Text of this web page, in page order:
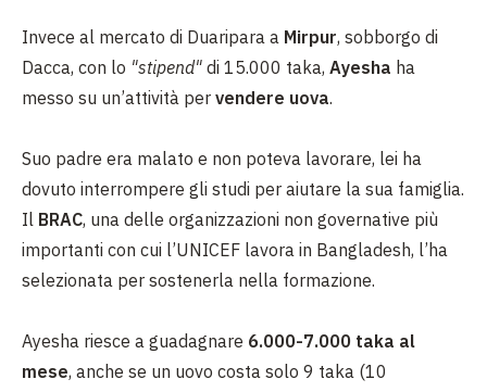
Invece al mercato di Duaripara a Mirpur, sobborgo di
Dacca, con lo "stipend" di 15.000 taka, Ayesha ha
messo su un’attività per vendere uova.
Suo padre era malato e non poteva lavorare, lei ha
dovuto interrompere gli studi per aiutare la sua famiglia.
Il BRAC, una delle organizzazioni non governative più
importanti con cui l’UNICEF lavora in Bangladesh, l’ha
selezionata per sostenerla nella formazione.
Ayesha riesce a guadagnare 6.000-7.000 taka al
mese, anche se un uovo costa solo 9 taka (10